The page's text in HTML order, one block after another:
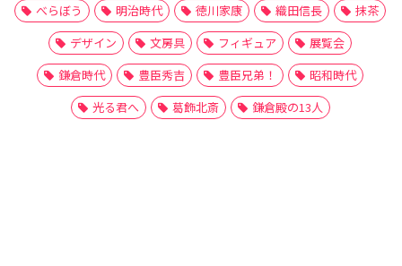
べらぼう
明治時代 徳川家康 織田信長
抹茶
デザイン
文房具 フィギュア
展覧会
鎌倉時代
豊臣秀吉 豊臣兄弟！
昭和時代
光る君へ
葛飾北斎 鎌倉殿の13人